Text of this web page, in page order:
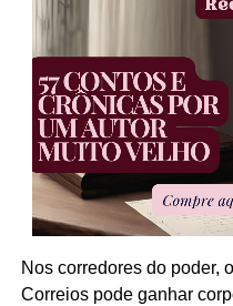
Nos corredores do poder,
Correios pode ganhar